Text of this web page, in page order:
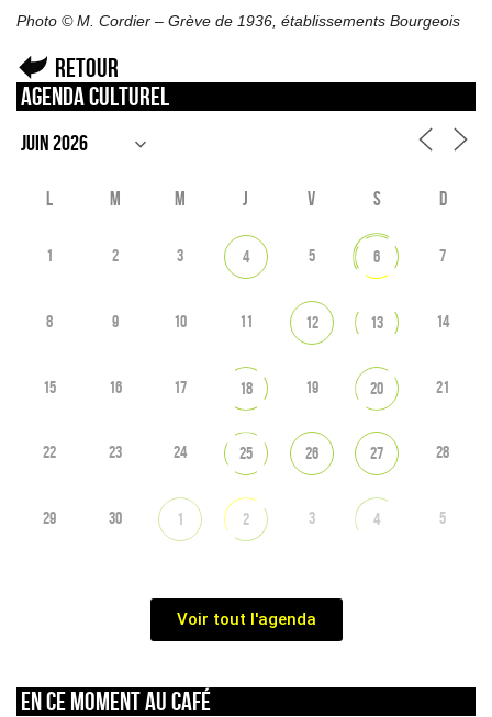
Photo © M. Cordier – Grève de 1936, établissements Bourgeois
Retour
Agenda culturel
L M M J V S D
1 2 3 4 5 6 7
8 9 10 11 12 13 14
15 16 17 18 19 20 21
22 23 24 25 26 27 28
29 30 1 2 3 4 5
Voir tout l'agenda
En ce moment au café